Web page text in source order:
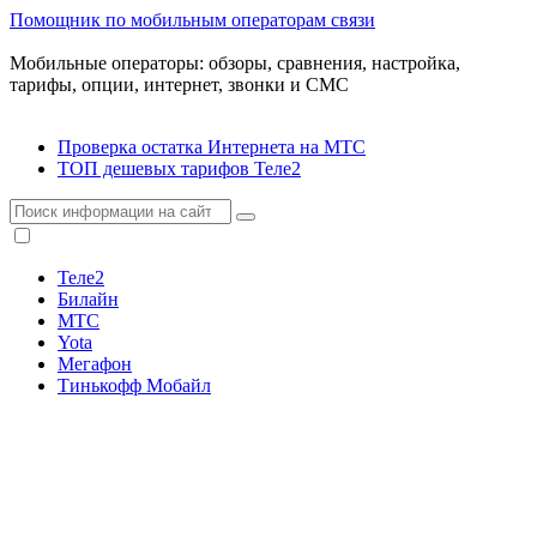
Помощник по мобильным операторам связи
Мобильные операторы: обзоры, сравнения, настройка,
тарифы, опции, интернет, звонки и СМС
Проверка остатка Интернета на МТС
ТОП дешевых тарифов Теле2
Теле2
Билайн
МТС
Yota
Мегафон
Тинькофф Мобайл